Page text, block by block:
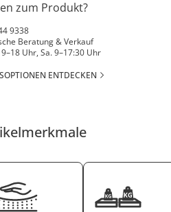
zum Produkt?
9338
Beratung & Verkauf
9–18 Uhr, Sa. 9–17:30 Uhr
ENTDECKEN